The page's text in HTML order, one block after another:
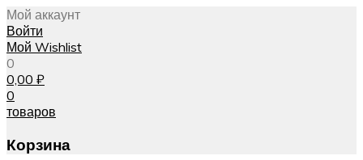
Мой аккаунт
Войти
Мой Wishlist
0
0,00 ₽
0
товаров
Корзина